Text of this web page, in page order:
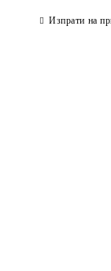
Изпрати на